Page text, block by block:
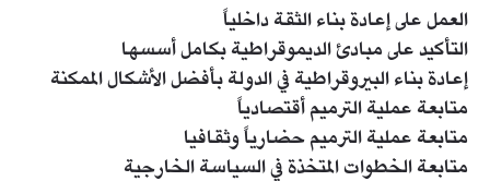
العمل على إعادة بناء الثقة داخلياً
التأكيد على مبادئ الديموقراطية بكامل أسسها
إعادة بناء البيروقراطية في الدولة بأفضل الأشكال الممكنة
متابعة عملية الترميم أقتصادياً
متابعة عملية الترميم حضارياً وثقافيا
متابعة الخطوات المتخذة في السياسة الخارجية